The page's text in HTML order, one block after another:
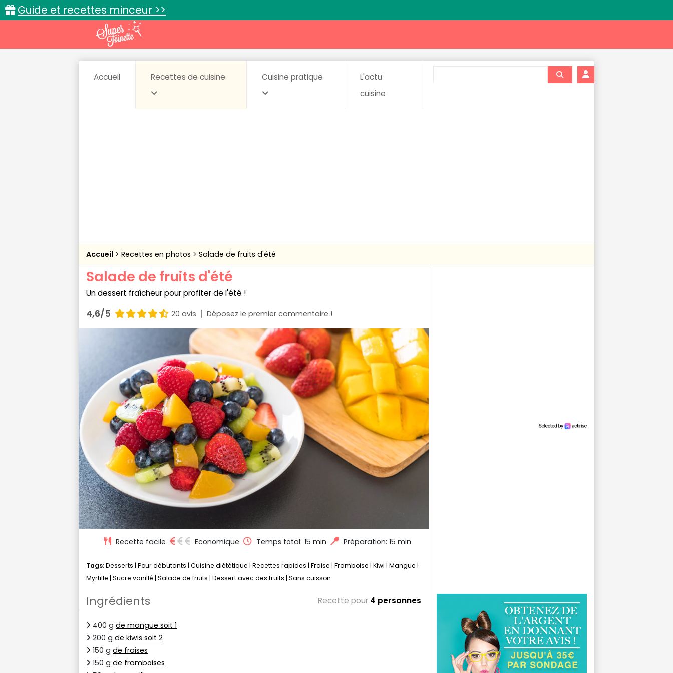
Guide et recettes minceur >>
Accueil Recettes de cuisine Cuisine pratique
L'actu
cuisine
Accueil Recettes en photos Salade de fruits d'été
Salade de fruits d'été
Un dessert fraîcheur pour profiter de l'été !
4,6/5 20 avis Déposez le premier commentaire !
Recette facile Economique Temps total: 15 min Préparation: 15 min
Tags:Desserts | Pour débutants | Cuisine diététique | Recettes rapides | Fraise | Framboise | Kiwi | Mangue |
Myrtille | Sucre vanillé | Salade de fruits | Dessert avec des fruits | Sans cuisson
Ingrédients Recette pour 4 personnes
400 g de mangue soit 1
200 g de kiwis soit 2
150 g de fraises
150 g de framboises